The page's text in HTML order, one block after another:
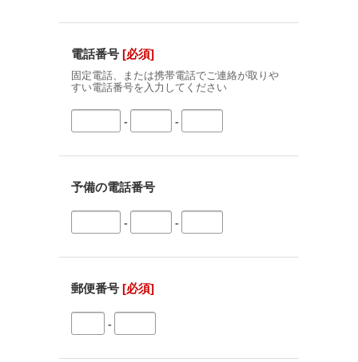
電話番号 [必須]
固定電話、または携帯電話でご連絡が取りや
すい電話番号を入力してください
- -
予備の電話番号
- -
郵便番号 [必須]
-